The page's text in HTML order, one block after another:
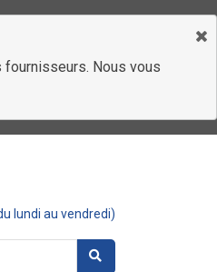
Nous vous
lundi au vendredi)